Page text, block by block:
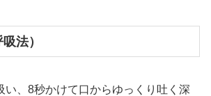
法）
い、8秒かけて口からゆっくり吐く深